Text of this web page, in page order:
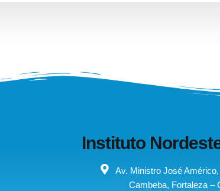
Instituto
Av. Ministro José Américo,
Cambeba, Fortaleza –